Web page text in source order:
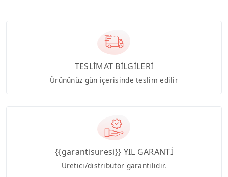
TESLİMAT BİLGİLERİ
Ürününüz gün içerisinde teslim edilir
{{garantisuresi}} YIL GARANTİ
Üretici/distribütör garantilidir.